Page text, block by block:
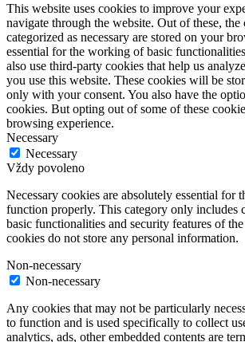
This website uses cookies to improve your
navigate through the website. Out of these, the
categorized as necessary are stored on your
essential for the working of basic
also use third-party cookies that help us
you use this website. These cookies will be
only with your consent. You also have the
cookies. But opting out of some of these
browsing experience.
Necessary
Necessary
Vždy povoleno
Necessary cookies are absolutely essential for
function properly. This category only includes
basic functionalities and security features of
cookies do not store any personal information.
Non-necessary
Non-necessary
Any cookies that may not be particularly
to function and is used specifically to collect
analytics, ads, other embedded contents are